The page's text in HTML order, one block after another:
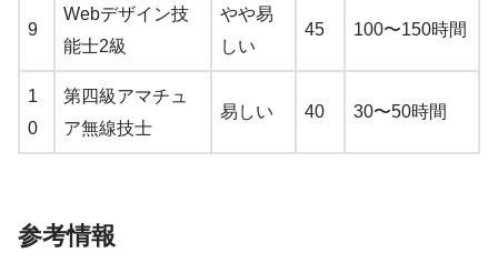
9
Webデザイン技
能士2級
やや易
しい
45 100〜150時間
1
0
第四級アマチュ
ア無線技士
易しい 40 30〜50時間
参考情報